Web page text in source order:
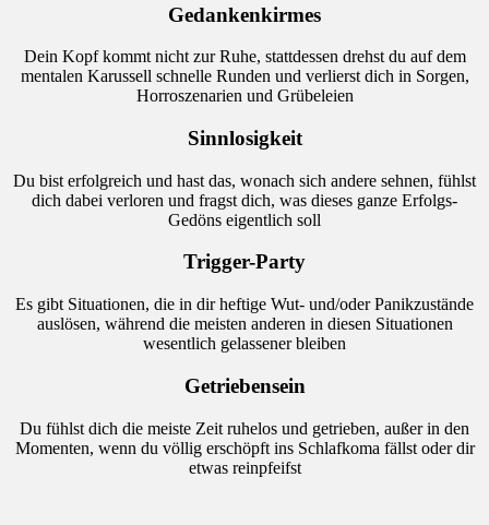
Gedankenkirmes
Dein Kopf kommt nicht zur Ruhe, stattdessen drehst du auf dem
mentalen Karussell schnelle Runden und verlierst dich in Sorgen,
Horroszenarien und Grübeleien
Sinnlosigkeit
Du bist erfolgreich und hast das, wonach sich andere sehnen, fühlst
dich dabei verloren und fragst dich, was dieses ganze Erfolgs-
Gedöns eigentlich soll
Trigger-Party
Es gibt Situationen, die in dir heftige Wut- und/oder Panikzustände
auslösen, während die meisten anderen in diesen Situationen
wesentlich gelassener bleiben
Getriebensein
Du fühlst dich die meiste Zeit ruhelos und getrieben, außer in den
Momenten, wenn du völlig erschöpft ins Schlafkoma fällst oder dir
etwas reinpfeifst